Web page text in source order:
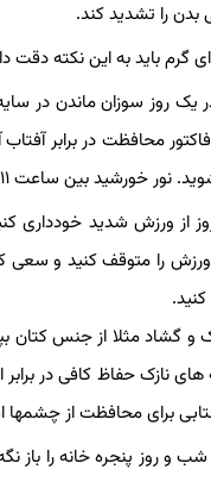
را تشدید کند.
گرم باید به این نکته دقت
یک روز سوزان ماندن در
۱۱ صبح تا ۳ بعدازظهر بیشترین خطر را دارد.
از ورزش شدید خودداری
را متوقف کنید و سعی
گشاد مثلا از جنس کتان
های نازک حفاظ کافی در
برای محافظت از چشمها
و روز پنجره‌ خانه را باز